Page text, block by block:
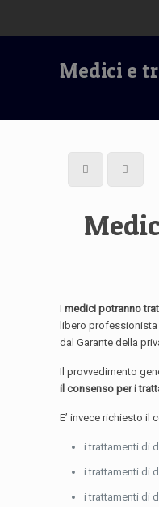
Medici e
I medici potranno
libero
dal Garante della
Il provvedimento
il consenso per i
E’ invece richiesto
i trattamenti di
i trattamenti di
i trattamenti di